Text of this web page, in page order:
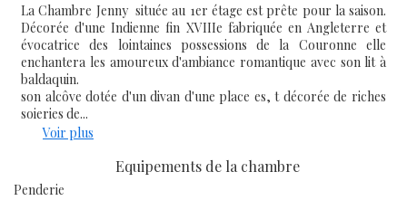
La Chambre Jenny située au 1er étage est prête pour la saison.
Décorée d'une Indienne fin XVIIIe fabriquée en Angleterre et
évocatrice des lointaines possessions de la Couronne elle
enchantera les amoureux d'ambiance romantique avec son lit à
baldaquin.
son alcôve dotée d'un divan d'une place es, t décorée de riches
soieries de...
Voir plus
Equipements de la chambre
Penderie